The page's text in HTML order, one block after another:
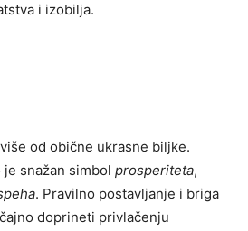
i izobilja.
od obične ukrasne biljke.
snažan simbol prosperiteta,
. Pravilno postavljanje i briga
doprineti privlačenju